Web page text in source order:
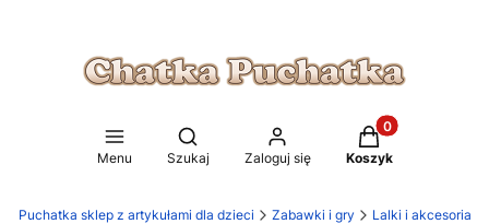
Menu
Otwórz wyszukiwarkę
Szukaj Zaloguj się
Produkty w
Koszyk
Puchatka sklep z artykułami dla dzieci Zabawki i gry Lalki i akcesoria